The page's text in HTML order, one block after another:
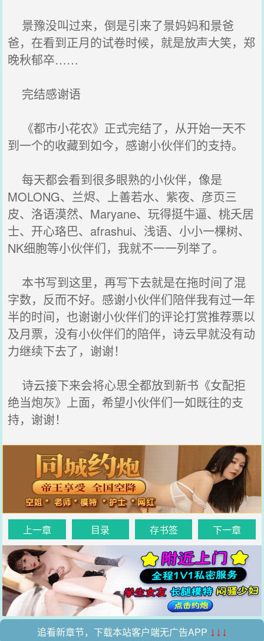
景豫没叫过来，倒是引来了景妈妈和景爸
爸，在看到正月的试卷时候，就是放声大笑，郑
晚秋郁卒……
完结感谢语
《都市小花农》正式完结了，从开始一天不
到一个的收藏到如今，感谢小伙伴们的支持。
每天都会看到很多眼熟的小伙伴，像是
MOLONG、兰烬、上善若水、紫夜、彦页三
皮、洛语漠然、Maryane、玩得挺牛逼、桃夭居
士、开心珞巴、afrashui、浅语、小小一棵树、
NK细胞等小伙伴们，我就不一一列举了。
本书写到这里，再写下去就是在拖时间了混
字数，反而不好。感谢小伙伴们陪伴我有过一年
半的时间，也谢谢小伙伴们的评论打赏推荐票以
及月票，没有小伙伴们的陪伴，诗云早就没有动
力继续下去了，谢谢！
诗云接下来会将心思全都放到新书《女配拒
绝当炮灰》上面，希望小伙伴们一如既往的支
持，谢谢！
上一章 目录 存书签 下一章
追看新章节，下载本站客户端无广告APP ↓↓↓